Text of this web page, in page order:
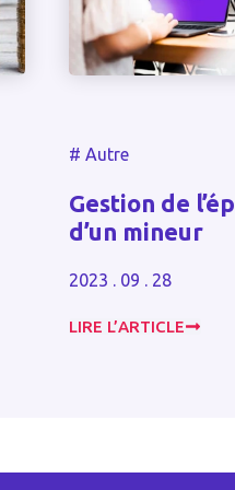
intérêts
des pénalités
LIRE L’ARTICLE